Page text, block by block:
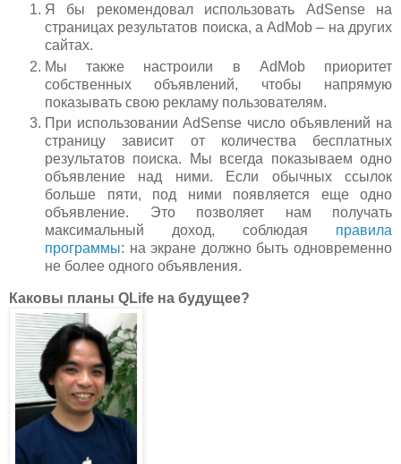
Я бы рекомендовал использовать AdSense на
страницах результатов поиска, а AdMob – на других
сайтах.
Мы также настроили в AdMob приоритет
собственных объявлений, чтобы напрямую
показывать свою рекламу пользователям.
При использовании AdSense число объявлений на
страницу зависит от количества бесплатных
результатов поиска. Мы всегда показываем одно
объявление над ними. Если обычных ссылок
больше пяти, под ними появляется еще одно
объявление. Это позволяет нам получать
максимальный доход, соблюдая правила
программы: на экране должно быть одновременно
не более одного объявления.
Каковы планы QLife на будущее?